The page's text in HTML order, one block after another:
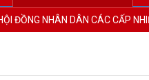
ĐỒNG NHÂN DÂN CÁC CẤP